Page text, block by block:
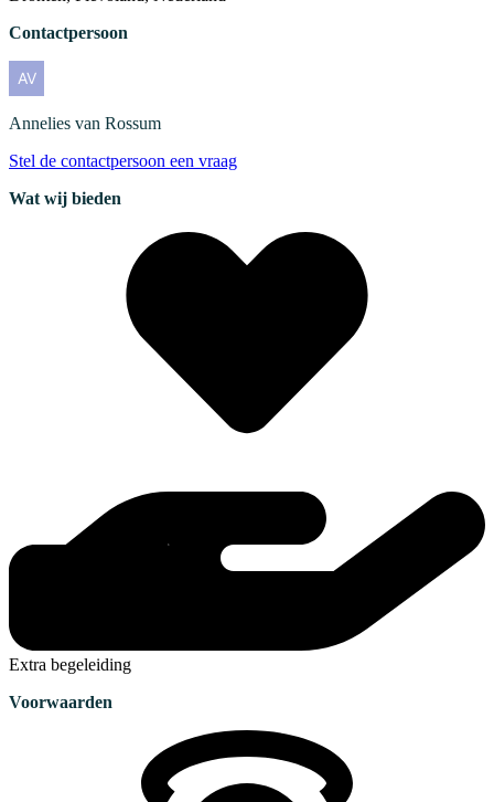
Contactpersoon
Annelies van Rossum
Stel de contactpersoon een vraag
Wat wij bieden
Extra begeleiding
Voorwaarden